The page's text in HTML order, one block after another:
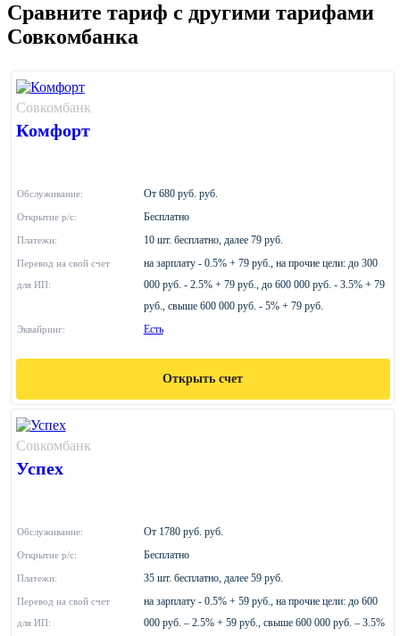
Сравните тариф с другими тарифами
Совкомбанка
Совкомбанк
Комфорт
Обслуживание: От 680 руб. руб.
Открытие р/с: Бесплатно
Платежи: 10 шт. бесплатно, далее 79 руб.
Перевод на свой счет
для ИП:
на зарплату - 0.5% + 79 руб., на прочие цели: до 300
000 руб. - 2.5% + 79 руб., до 600 000 руб. - 3.5% + 79
руб., свыше 600 000 руб. - 5% + 79 руб.
Эквайринг: Есть
Открыть счет
Совкомбанк
Успех
Обслуживание: От 1780 руб. руб.
Открытие р/с: Бесплатно
Платежи: 35 шт. бесплатно, далее 59 руб.
Перевод на свой счет
для ИП:
на зарплату - 0.5% + 59 руб., на прочие цели: до 600
000 руб. – 2.5% + 59 руб., свыше 600 000 руб. – 3.5%